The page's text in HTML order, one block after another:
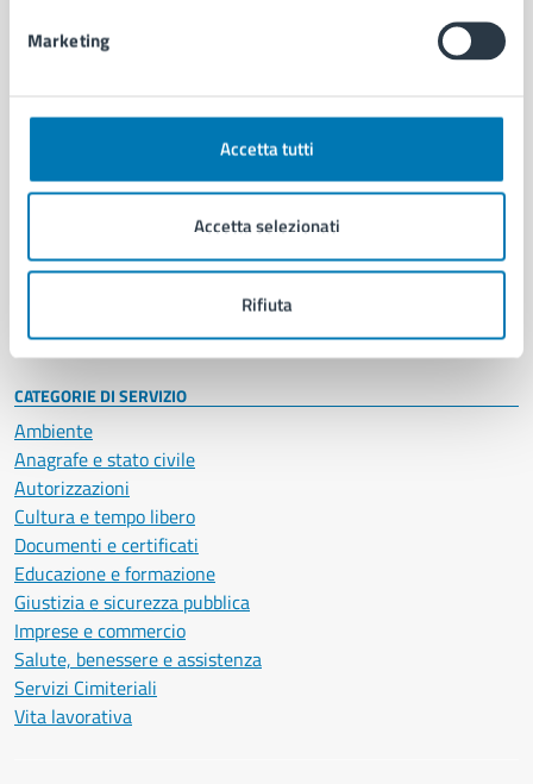
Marketing
Accetta tutti
Accetta selezionati
Rifiuta
AMMINISTRAZIONE
Organi di governo
Enti e fondazioni
Personale amministrativo
Intranet, posta aziendale e protocollo
CATEGORIE DI SERVIZIO
Ambiente
Anagrafe e stato civile
Autorizzazioni
Cultura e tempo libero
Documenti e certificati
Educazione e formazione
Giustizia e sicurezza pubblica
Imprese e commercio
Salute, benessere e assistenza
Servizi Cimiteriali
Vita lavorativa